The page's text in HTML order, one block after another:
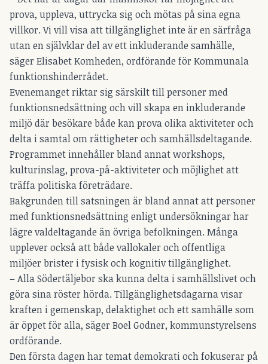
prova, uppleva, uttrycka sig och mötas på sina egna
villkor. Vi vill visa att tillgänglighet inte är en särfråga
utan en självklar del av ett inkluderande samhälle,
säger Elisabet Komheden, ordförande för Kommunala
funktionshinderrådet.
Evenemanget riktar sig särskilt till personer med
funktionsnedsättning och vill skapa en inkluderande
miljö där besökare både kan prova olika aktiviteter och
delta i samtal om rättigheter och samhällsdeltagande.
Programmet innehåller bland annat workshops,
kulturinslag, prova-på-aktiviteter och möjlighet att
träffa politiska företrädare.
Bakgrunden till satsningen är bland annat att personer
med funktionsnedsättning enligt undersökningar har
lägre valdeltagande än övriga befolkningen. Många
upplever också att både vallokaler och offentliga
miljöer brister i fysisk och kognitiv tillgänglighet.
– Alla Södertäljebor ska kunna delta i samhällslivet och
göra sina röster hörda. Tillgänglighetsdagarna visar
kraften i gemenskap, delaktighet och ett samhälle som
är öppet för alla, säger Boel Godner, kommunstyrelsens
ordförande.
Den första dagen har temat demokrati och fokuserar på